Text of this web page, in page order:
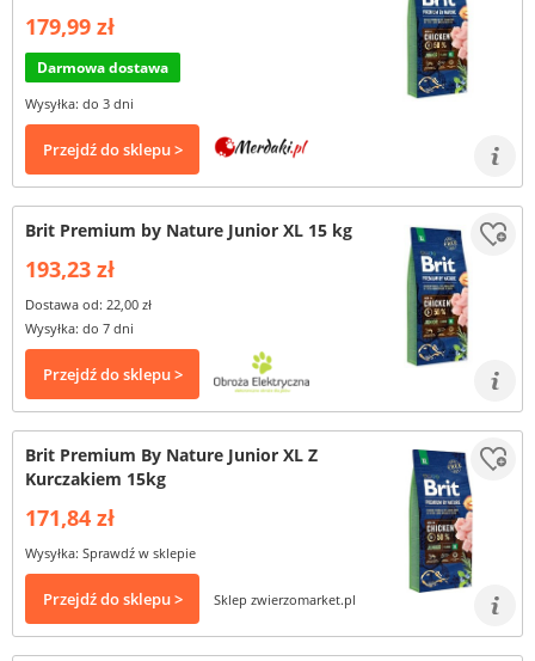
179,99 zł
Darmowa dostawa
Wysyłka: do 3 dni
Przejdź do sklepu >
Brit Premium by Nature Junior XL 15 kg
193,23 zł
Dostawa od: 22,00 zł
Wysyłka: do 7 dni
Przejdź do sklepu >
Brit Premium By Nature Junior XL Z
Kurczakiem 15kg
171,84 zł
Wysyłka: Sprawdź w sklepie
Przejdź do sklepu > Sklep zwierzomarket.pl